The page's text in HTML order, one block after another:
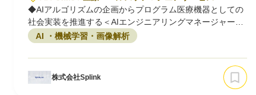
◆AIアルゴリズムの企画からプログラム医療機器としての
社会実装を推進する＜AIエンジニアリングマネージャー＞
◆ AI ・機械学習・画像解析
株式会社Splink